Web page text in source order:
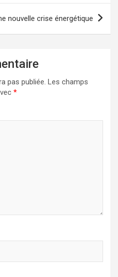
nouvelle crise énergétique
pas publiée. Les champs
*